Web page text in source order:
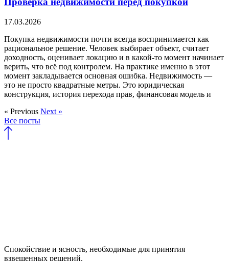
17.03.2026
Покупка недвижимости почти всегда воспринимается как
рациональное решение. Человек выбирает объект, считает
доходность, оценивает локацию и в какой-то момент начинает
верить, что всё под контролем. На практике именно в этот
момент закладывается основная ошибка. Недвижимость —
это не просто квадратные метры. Это юридическая
конструкция, история перехода прав, финансовая модель и
« Previous Next »
Все посты
Спокойствие и ясность, необходимые для принятия
взвешенных решений.